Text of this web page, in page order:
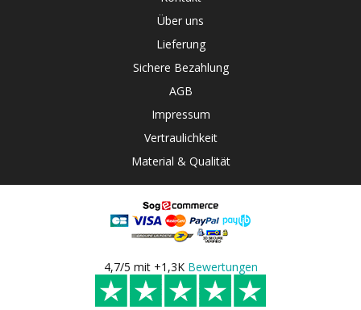
Über uns
Lieferung
Sichere Bezahlung
AGB
Impressum
Vertraulichkeit
Material & Qualität
4,7/5 mit +1,3K Bewertungen